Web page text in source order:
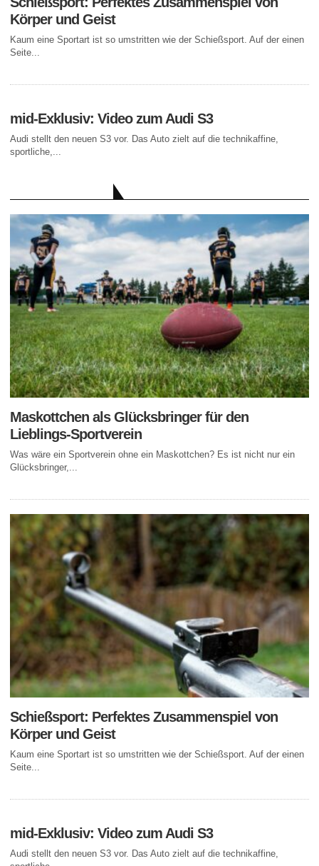
Körper und Geist
Kaum eine Sportart ist so umstritten wie der Schießsport. Auf der einen
Seite...
mid-Exklusiv: Video zum Audi S3
Audi stellt den neuen S3 vor. Das Auto zielt auf die technikaffine,
sportliche,...
Maskottchen als Glücksbringer für den
Lieblings-Sportverein
Was wäre ein Sportverein ohne ein Maskottchen? Es ist nicht nur ein
Glücksbringer,...
Schießsport: Perfektes Zusammenspiel von
Körper und Geist
Kaum eine Sportart ist so umstritten wie der Schießsport. Auf der einen
Seite...
mid-Exklusiv: Video zum Audi S3
Audi stellt den neuen S3 vor. Das Auto zielt auf die technikaffine,